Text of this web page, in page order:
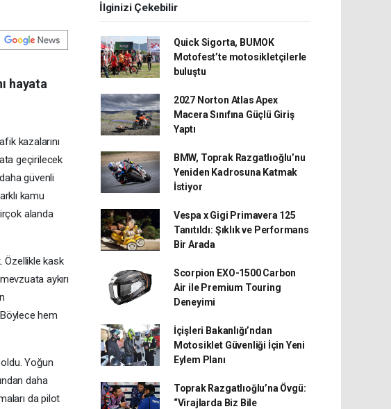
hayata
kazalarını
geçirilecek
güvenli
kamu
alanda
Özellikle kask
aykırı
Böylece hem
Yoğun
daha
da pilot
İlginizi Çekebilir
Quick Sigorta, BUMOK
Motofest’te motosikletçilerle
buluştu
2027 Norton Atlas Apex
Macera Sınıfına Güçlü Giriş
Yaptı
BMW, Toprak Razgatlıoğlu’nu
Yeniden Kadrosuna Katmak
İstiyor
Vespa x Gigi Primavera 125
Tanıtıldı: Şıklık ve Performans
Bir Arada
Scorpion EXO-1500 Carbon
Air ile Premium Touring
Deneyimi
İçişleri Bakanlığı’ndan
Motosiklet Güvenliği İçin Yeni
Eylem Planı
Toprak Razgatlıoğlu’na Övgü:
“Virajlarda Biz Bile